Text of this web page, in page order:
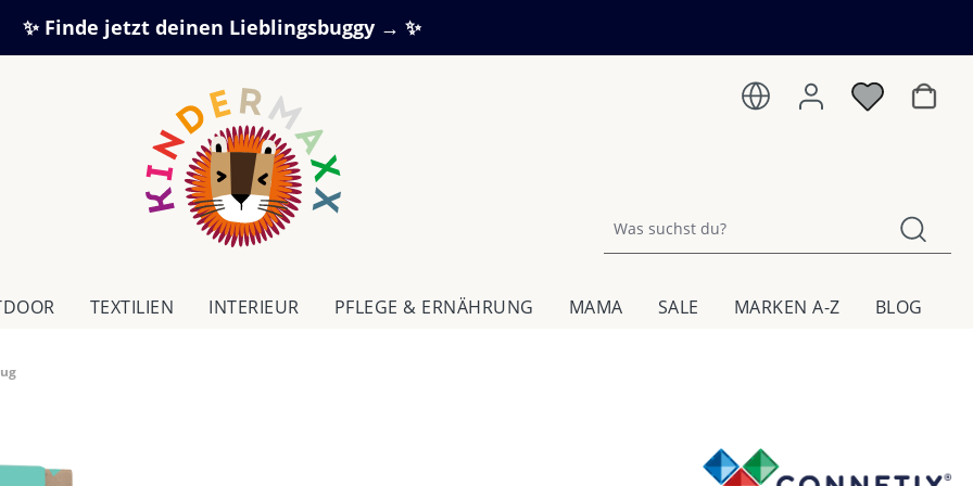
✨ Finde jetzt deinen Lieblingsbuggy → ✨
TEXTILIEN IN­TE­RI­EUR PFLEGE & ERNÄHRUNG MAMA SALE MARKEN A-Z BLOG